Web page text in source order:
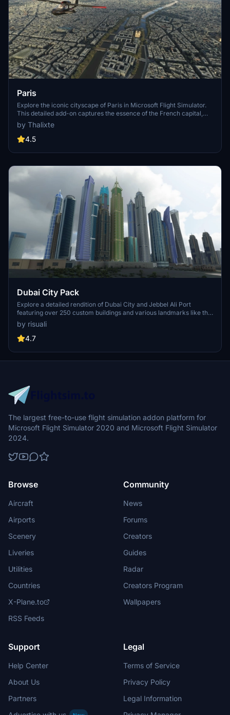
Paris
Explore the iconic cityscape of Paris in Microsoft Flight Simulator.
This detailed add-on captures the essence of the French capital,
featuring famous landmarks and architectural marvels. With
accurate GPS coordinates, immerse yourself in the beauty of Paris,
known for its historical significance and vibrant culture. Download
perspective.
by Thalixte
4.5
Dubai City Pack
Explore a detailed rendition of Dubai City and Jebbel Ali Port
featuring over 250 custom buildings and various landmarks like the
iconic hotels and tourist attractions. While focusing on enhancing
the daytime visuals, this pack offers improved textures for select
buildings, promising a refreshing experience for simmers.
to address previous elevation issues, ensuring a more immersive
flight into this dynamic cityscape.
by risuali
4.7
The largest free-to-use flight simulation addon platform for
Microsoft Flight Simulator 2020 and Microsoft Flight Simulator
2024.
Browse
Aircraft
Airports
Scenery
Liveries
Utilities
Countries
X-Plane.to
RSS Feeds
Community
News
Forums
Creators
Guides
Radar
Creators Program
Wallpapers
Support
Help Center
About Us
Partners
Legal
Terms of Service
Privacy Policy
Legal Information